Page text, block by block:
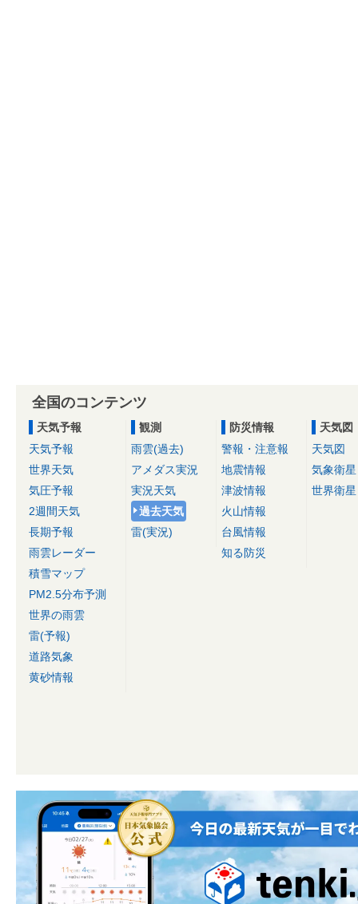
全国のコンテンツ
天気予報
天気予報
世界天気
気圧予報
2週間天気
長期予報
雨雲レーダー
積雪マップ
PM2.5分布予測
世界の雨雲
雷(予報)
道路気象
黄砂情報
観測
雨雲(過去)
アメダス実況
実況天気
過去天気
雷(実況)
防災情報
警報・注意報
地震情報
津波情報
火山情報
台風情報
知る防災
天気図
天気図
気象衛星
世界衛星